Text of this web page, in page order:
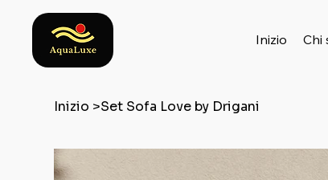
Inizio Chi
Inizio >Set Sofa Love by Drigani